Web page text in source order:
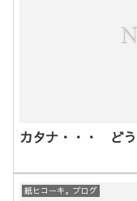
カタナ・・・ ど
紙ヒコーキ。ブログ